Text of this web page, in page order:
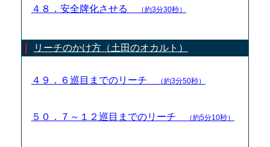
４８．安全牌化させる （約3分30秒）
リーチのかけ方（土田のオカルト）
４９．６巡目までのリーチ （約3分50秒）
５０．７～１２巡目までのリーチ （約5分10秒）